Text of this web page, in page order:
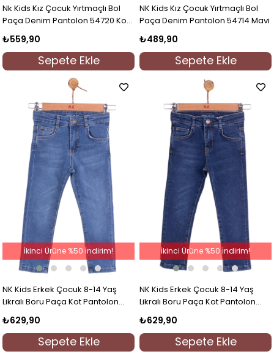
Nk Kids Kız Çocuk Yırtmaçlı Bol
Paça Denim Pantolon 54720 Kot
Mavi
₺559,90
Sepete Ekle
NK Kids Kız Çocuk Yırtmaçlı Bol
Paça Denim Pantolon 54714 Mavi
₺489,90
Sepete Ekle
NK Kids Erkek Çocuk 8-14 Yaş
Likralı Boru Paça Kot Pantolon
₺629,90
Sepete Ekle
İkinci Ürüne %50 İndirim!
NK Kids Erkek Çocuk 8-14 Yaş
Likralı Boru Paça Kot Pantolon
₺629,90
Sepete Ekle
İkinci Ürüne %50 İndirim!